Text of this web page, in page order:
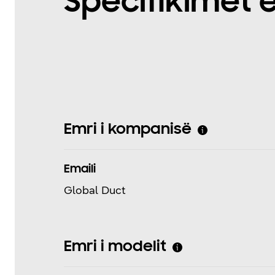
Emri i kompanisë
Emaili
Global Duct
Emri i modelit